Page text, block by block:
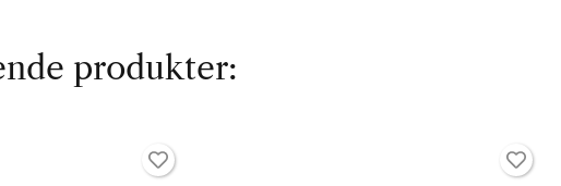
produkter: